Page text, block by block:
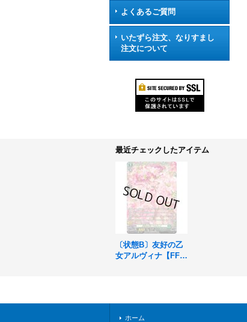
よくあるご質問
いたずら注文、なりすまし
注文について
最近チェックしたアイテム
〔状態B〕友好の乙
女アルヴィナ【FF
ホーム